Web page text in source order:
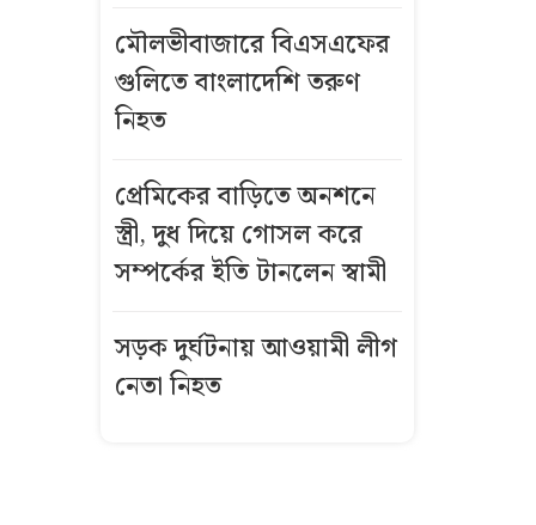
শতাংশ,
জিপিএ-৫ পেল
এসএসসি
পরীক্ষায় এবার
৩১২ প্রতিষ্ঠানে
করেনি
মৌলভীবাজারে বিএসএফের
গুলিতে বাংলাদেশি তরুণ
নিহত
প্রেমিকের বাড়িতে অনশনে
স্ত্রী, দুধ দিয়ে গোসল করে
সম্পর্কের ইতি টানলেন স্বামী
সড়ক দুর্ঘটনায় আওয়ামী লীগ
নেতা নিহত